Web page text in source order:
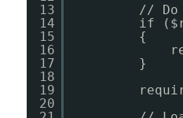
13
14
15
16
17
18
19
20
// Do
if
{
}